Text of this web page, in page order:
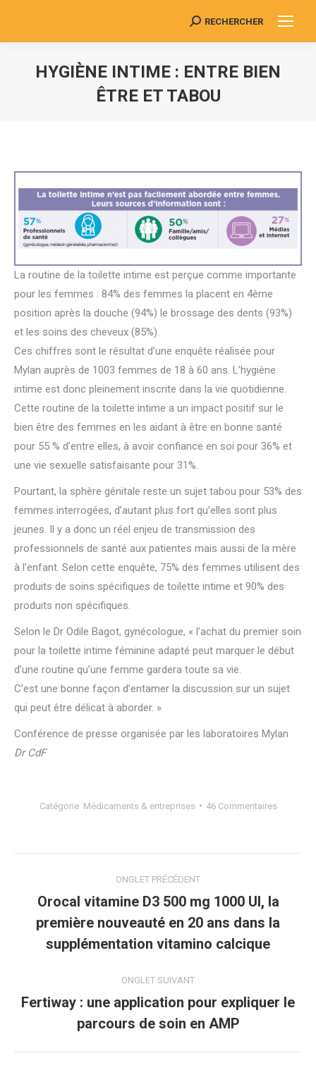
Search:
RECHERCHER
HYGIÈNE INTIME : ENTRE BIEN
ÊTRE ET TABOU
La routine de la toilette intime est perçue comme importante
pour les femmes : 84% des femmes la placent en 4ème
position après la douche (94%) le brossage des dents (93%)
et les soins des cheveux (85%).
Ces chiffres sont le résultat d’une enquête réalisée pour
Mylan auprès de 1003 femmes de 18 à 60 ans. L’hygiène
intime est donc pleinement inscrite dans la vie quotidienne.
Cette routine de la toilette intime a un impact positif sur le
bien être des femmes en les aidant à être en bonne santé
pour 55 % d’entre elles, à avoir confiance en soi pour 36% et
une vie sexuelle satisfaisante pour 31%.
Pourtant, la sphère génitale reste un sujet tabou pour 53% des
femmes interrogées, d’autant plus fort qu’elles sont plus
jeunes. Il y a donc un réel enjeu de transmission des
professionnels de santé aux patientes mais aussi de la mère
à l’enfant. Selon cette enquête, 75% des femmes utilisent des
produits de soins spécifiques de toilette intime et 90% des
produits non spécifiques.
Selon le Dr Odile Bagot, gynécologue, « l’achat du premier soin
pour la toilette intime féminine adapté peut marquer le début
d’une routine qu’une femme gardera toute sa vie.
C’est une bonne façon d’entamer la discussion sur un sujet
qui peut être délicat à aborder. »
Conférence de presse organisée par les laboratoires Mylan
Dr CdF
Catégorie Médicaments & entreprises 46 Commentaires
de
commentaire
ONGLET PRÉCÉDENT
Onglet
précédent
Orocal vitamine D3 500 mg 1000 UI, la
première nouveauté en 20 ans dans la
supplémentation vitamino calcique
ONGLET SUIVANT
suivant
Fertiway : une application pour expliquer le
parcours de soin en AMP